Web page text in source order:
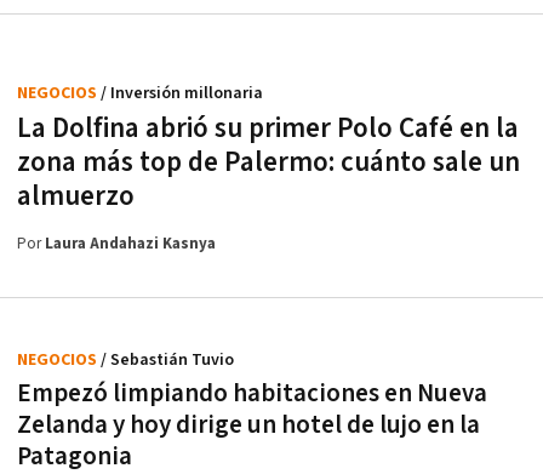
La Dolfina abrió su primer Polo Café en la
zona más top de Palermo: cuánto sale un
almuerzo
NEGOCIOS / Inversión millonaria
PorLaura Andahazi Kasnya
Empezó limpiando habitaciones en Nueva
Zelanda y hoy dirige un hotel de lujo en la
Patagonia
NEGOCIOS / Sebastián Tuvio